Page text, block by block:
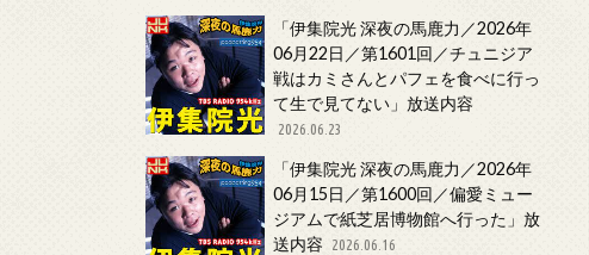
「伊集院光 深夜の馬鹿力／2026年
06月22日／第1601回／チュニジア
戦はカミさんとパフェを食べに行っ
て生で見てない」放送内容
2026.06.23
「伊集院光 深夜の馬鹿力／2026年
06月15日／第1600回／偏愛ミュー
ジアムで紙芝居博物館へ行った」放
送内容
2026.06.16